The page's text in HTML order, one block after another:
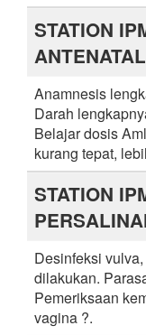
STATION
ANTENATAL
Anamnesis
Darah
Belajar dosis
kurang tepat,
STATION
Desinfeksi
dilakukan.
Pemeriksaan
vagina ?.